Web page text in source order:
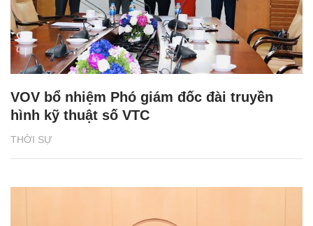
THỜI SỰ
VOV bổ nhiệm Phó giám đốc đài truyền
hình kỹ thuật số VTC